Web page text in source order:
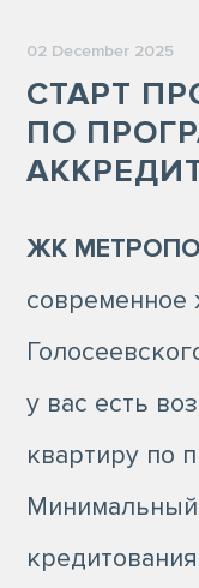
02 December 2025
СТАРТ
ПО
ЖК
современное
у вас есть
квартиру по
Минимальный